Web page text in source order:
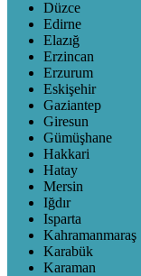
Düzce
Edirne
Elazığ
Erzincan
Erzurum
Eskişehir
Gaziantep
Giresun
Gümüşhane
Hakkari
Hatay
Mersin
Iğdır
Isparta
Kahramanmaraş
Karabük
Karaman